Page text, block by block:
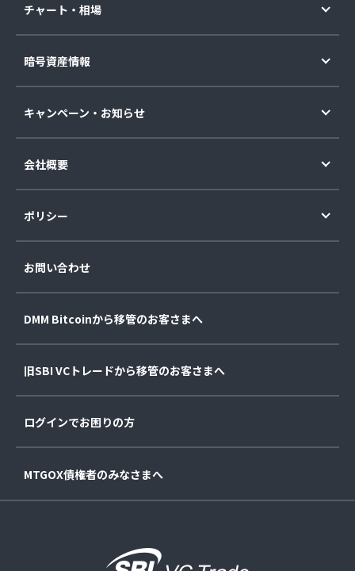
チャート・相場
暗号資産情報
キャンペーン・お知らせ
会社概要
ポリシー
お問い合わせ
DMM Bitcoinから移管のお客さまへ
旧SBI VCトレードから移管のお客さまへ
ログインでお困りの方
MTGOX債権者のみなさまへ